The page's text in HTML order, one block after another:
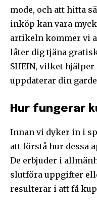
mode, och att hitta
inköp kan vara
artikeln kommer vi
låter dig tjäna
SHEIN, vilket
uppdaterar din
Hur fungerar
Innan vi dyker in i
att förstå hur dessa
De erbjuder i
slutföra uppgifter
resulterar i att få